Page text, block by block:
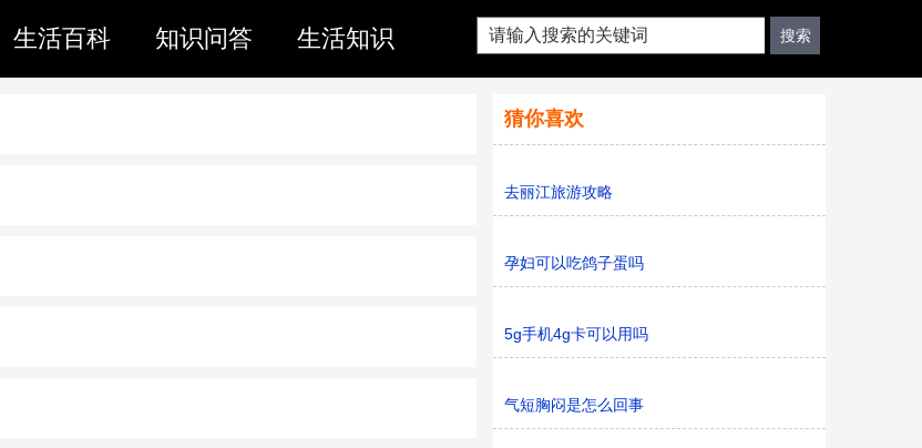
生活百科 知识问答 生活知识
猜你喜欢
去丽江旅游攻略
孕妇可以吃鸽子蛋吗
5g手机4g卡可以用吗
气短胸闷是怎么回事